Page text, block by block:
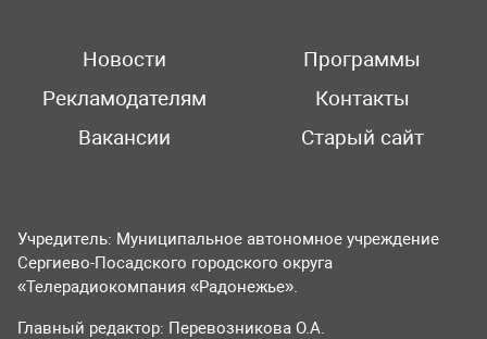
Новости
Программы
Рекламодателям
Контакты
Вакансии
Старый сайт
Учредитель: Муниципальное автономное учреждение
Сергиево-Посадского городского округа
«Телерадиокомпания «Радонежье».
Главный редактор: Перевозникова О.А.